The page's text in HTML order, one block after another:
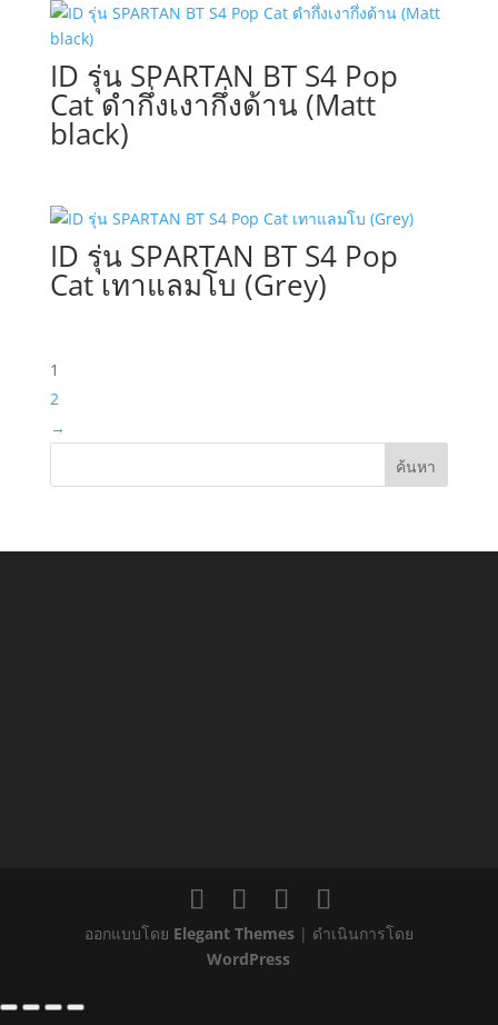
ID รุ่น SPARTAN BT S4 Pop
Cat ดำกึ่งเงากึ่งด้าน (Matt
black)
ID รุ่น SPARTAN BT S4 Pop
Cat เทาแลมโบ (Grey)
1
2
→
ค้นหา
ออกแบบโดย Elegant Themes| ดำเนินการโดย
WordPress